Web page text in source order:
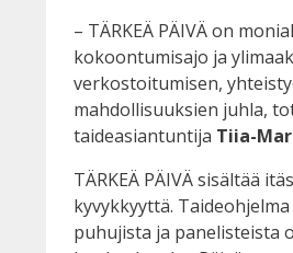
– TÄRKEÄ PÄIVÄ on
kokoontumisajo ja
verkostoitumisen,
mahdollisuuksien juhla,
taideasiantuntija Tiia-
TÄRKEÄ PÄIVÄ sisältää
kyvykkyyttä.
puhujista ja panelisteista